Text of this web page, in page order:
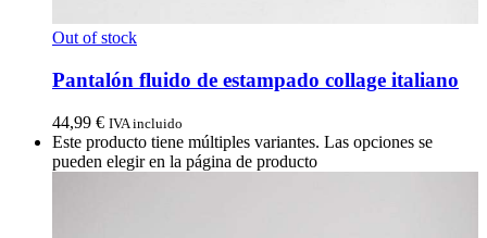
Out of stock
Pantalón fluido de estampado collage italiano
44,99 € IVA incluido
Este producto tiene múltiples variantes. Las opciones se
pueden elegir en la página de producto